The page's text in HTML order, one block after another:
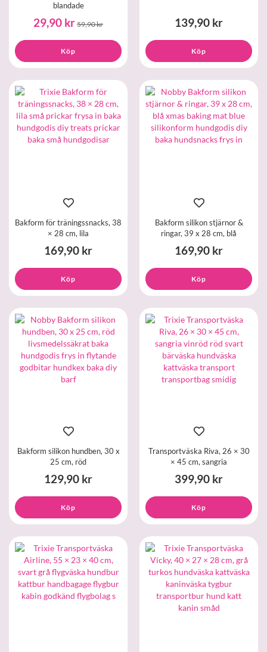
blandade
29,90 kr 59,90 kr
Köp
139,90 kr
Köp
Bakform för träningssnacks, 38
× 28 cm, lila
169,90 kr
Köp
Bakform silikon stjärnor &
ringar, 39 x 28 cm, blå
169,90 kr
Köp
Bakform silikon hundben, 30 x
25 cm, röd
129,90 kr
Köp
Transportväska Riva, 26 × 30
× 45 cm, sangria
399,90 kr
Köp